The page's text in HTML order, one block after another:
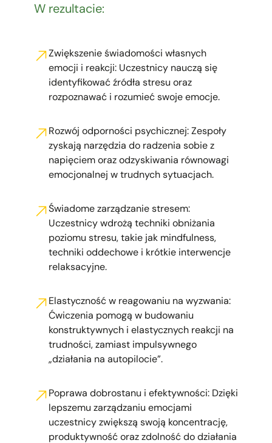
W rezultacie:
Zwiększenie świadomości własnych
emocji i reakcji: Uczestnicy nauczą się
identyfikować źródła stresu oraz
rozpoznawać i rozumieć swoje emocje.
Rozwój odporności psychicznej: Zespoły
zyskają narzędzia do radzenia sobie z
napięciem oraz odzyskiwania równowagi
emocjonalnej w trudnych sytuacjach.
Świadome zarządzanie stresem:
Uczestnicy wdrożą techniki obniżania
poziomu stresu, takie jak mindfulness,
techniki oddechowe i krótkie interwencje
relaksacyjne.
Elastyczność w reagowaniu na wyzwania:
Ćwiczenia pomogą w budowaniu
konstruktywnych i elastycznych reakcji na
trudności, zamiast impulsywnego
„działania na autopilocie”.
Poprawa dobrostanu i efektywności: Dzięki
lepszemu zarządzaniu emocjami
uczestnicy zwiększą swoją koncentrację,
produktywność oraz zdolność do działania